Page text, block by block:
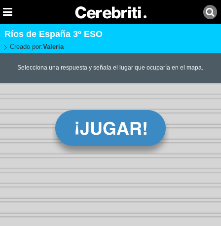
Ríos de España 3º ESO
Creado por:Valeria
Selecciona una respuesta y señala el lugar que ocuparía en el mapa.